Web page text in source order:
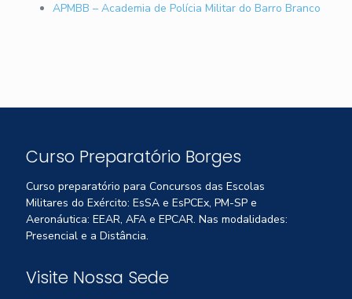
APMBB – Academia de Polícia Militar do Barro Branco
Curso Preparatório Borges
Curso preparatório para Concursos das Escolas
Militares do Exército: EsSA e EsPCEx, PM-SP e
Aeronáutica: EEAR, AFA e EPCAR. Nas modalidades:
Presencial e a Distância.
Visite Nossa Sede